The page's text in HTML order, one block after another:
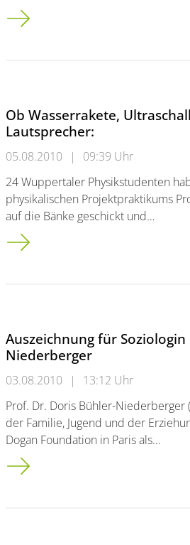
Mathematikerin Dr. Birgit Jacob
Ob Wasserrakete,
Lautsprecher:
05.08.2010 |
09:39 Uhr
24 Wuppertaler Physikstudenten
physikalischen Projektpraktikums
auf die Bänke geschickt und…
Ob Wasserrakete, Ultraschall oder
Auszeichnung für
Niederberger
03.08.2010 |
13:12 Uhr
Prof. Dr. Doris Bühler-Niederberger
der Familie, Jugend und der
Dogan Foundation in Paris als…
Auszeichnung für Soziologin Prof.